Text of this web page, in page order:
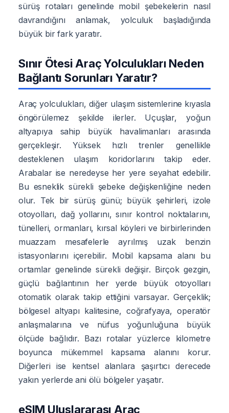
sürüş rotaları genelinde mobil şebekelerin nasıl
davrandığını anlamak, yolculuk başladığında
büyük bir fark yaratır.
Sınır Ötesi Araç Yolculukları Neden
Bağlantı Sorunları Yaratır?
Araç yolculukları, diğer ulaşım sistemlerine kıyasla
öngörülemez şekilde ilerler. Uçuşlar, yoğun
altyapıya sahip büyük havalimanları arasında
gerçekleşir. Yüksek hızlı trenler genellikle
desteklenen ulaşım koridorlarını takip eder.
Arabalar ise neredeyse her yere seyahat edebilir.
Bu esneklik sürekli şebeke değişkenliğine neden
olur. Tek bir sürüş günü; büyük şehirleri, izole
otoyolları, dağ yollarını, sınır kontrol noktalarını,
tünelleri, ormanları, kırsal köyleri ve birbirlerinden
muazzam mesafelerle ayrılmış uzak benzin
istasyonlarını içerebilir. Mobil kapsama alanı bu
ortamlar genelinde sürekli değişir. Birçok gezgin,
güçlü bağlantının her yerde büyük otoyolları
otomatik olarak takip ettiğini varsayar. Gerçeklik;
bölgesel altyapı kalitesine, coğrafyaya, operatör
anlaşmalarına ve nüfus yoğunluğuna büyük
ölçüde bağlıdır. Bazı rotalar yüzlerce kilometre
boyunca mükemmel kapsama alanını korur.
Diğerleri ise kentsel alanlara şaşırtıcı derecede
yakın yerlerde ani ölü bölgeler yaşatır.
eSIM Uluslararası Araç